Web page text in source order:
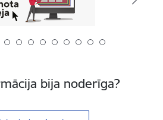
bija noderīga?